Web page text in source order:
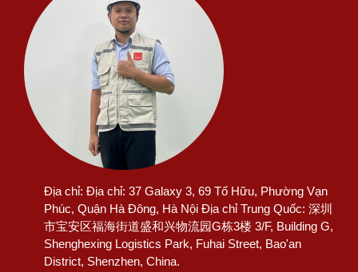
Địa chỉ: Địa chỉ: 37 Galaxy 3, 69 Tố Hữu, Phường Vạn
Phúc, Quận Hà Đông, Hà Nội Địa chỉ Trung Quốc: 深圳
市宝安区福海街道盛和兴物流园G栋3楼 3/F, Building G,
Shenghexing Logistics Park, Fuhai Street, Bao'an
District, Shenzhen, China.